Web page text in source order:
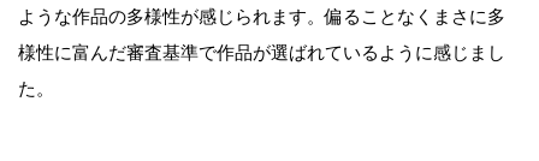
ような作品の多様性が感じられます。偏ることなくまさに多
様性に富んだ審査基準で作品が選ばれているように感じまし
た。